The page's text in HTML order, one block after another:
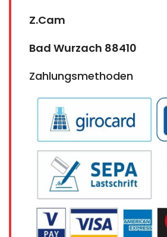
Z.Cam
Bad Wurzach 88410
Zahlungsmethoden